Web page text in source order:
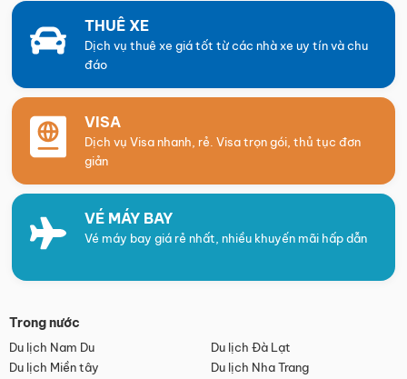
THUÊ XE
Dịch vụ thuê xe giá tốt từ các nhà xe uy tín và chu
đáo
VISA
Dịch vụ Visa nhanh, rẻ. Visa trọn gói, thủ tục đơn
giản
VÉ MÁY BAY
Vé máy bay giá rẻ nhất, nhiều khuyến mãi hấp dẫn
Trong nước
Du lịch Nam Du
Du lịch Đà Lạt
Du lịch Miền tây
Du lịch Nha Trang